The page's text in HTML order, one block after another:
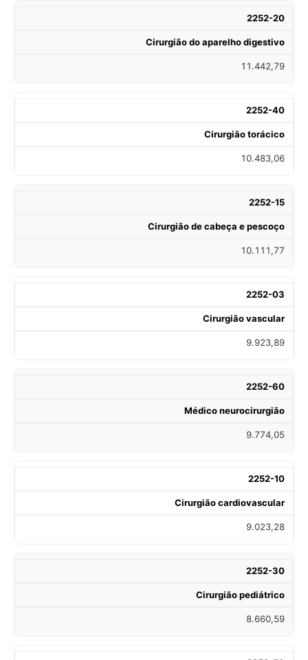
2252-20
Cirurgião do aparelho digestivo
11.442,79
2252-40
Cirurgião torácico
10.483,06
2252-15
Cirurgião de cabeça e pescoço
10.111,77
2252-03
Cirurgião vascular
9.923,89
2252-60
Médico neurocirurgião
9.774,05
2252-10
Cirurgião cardiovascular
9.023,28
2252-30
Cirurgião pediátrico
8.660,59